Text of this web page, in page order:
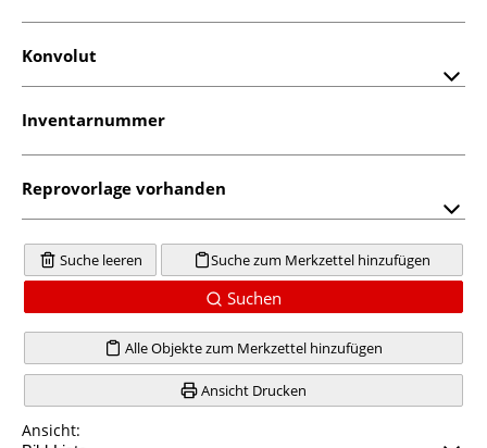
Konvolut
Inventarnummer
Reprovorlage vorhanden
Suche leeren Suche zum Merkzettel hinzufügen
Suchen
Alle Objekte zum Merkzettel hinzufügen
Ansicht Drucken
Ansicht: